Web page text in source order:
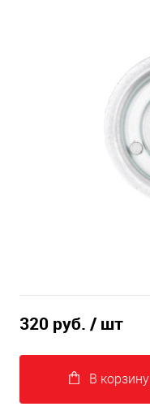
320 руб. / шт
В корзину